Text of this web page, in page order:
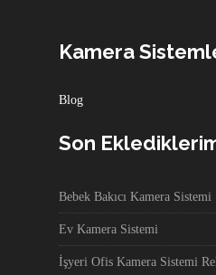
Kamera
Blog
Son
Bebek Bakıcı Kamera Sistemi
Ev Kamera Sistemi
İşyeri Ofis Kamera Sistemi